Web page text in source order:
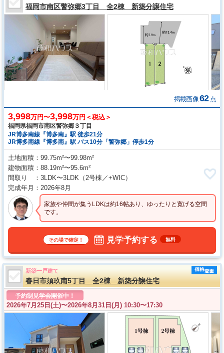
福岡市南区警弥郷3丁目 全2棟 新築分譲住宅
掲載画像62 点
3,998万円〜3,998万円＜税込＞
福岡県福岡市南区警弥郷３丁目
JR博多南線『博多南』駅 徒歩21分
JR博多南線『博多南』駅 バス10分「警弥郷」停歩1分
土地面積
99.75m²〜99.98m²
建物面積
88.19m²〜95.6m²
間取り
3LDK〜3LDK （2号棟／+WIC）
完成年月
2026年8月
家族や仲間が集うLDKは約16帖あり、ゆったりと寛げる空間
です。
その場で確定！ 見学予約する 無料
新築一戸建て
春日市須玖南5丁目 全2棟 新築分譲住宅
予約制見学会開催中！
2026年7月25日(土)〜2026年8月31日(月) 10:30〜17:30